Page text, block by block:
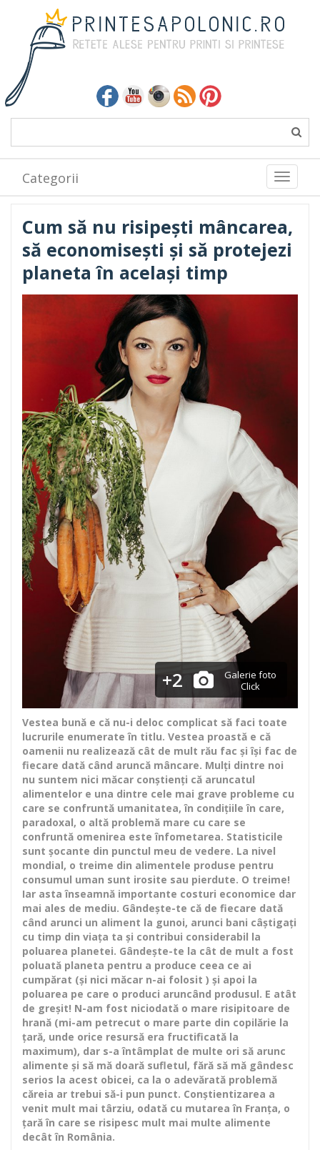
Toggle
Categorii
Cum să nu risipești mâncarea,
să economisești și să protejezi
planeta în același timp
+2
Galerie foto
Click
Vestea bună e că nu-i deloc complicat să faci toate
lucrurile enumerate în titlu. Vestea proastă e că
oamenii nu realizează cât de mult rău fac și își fac de
fiecare dată când aruncă mâncare. Mulți dintre noi
nu suntem nici măcar conștienți că aruncatul
alimentelor e una dintre cele mai grave probleme cu
care se confruntă umanitatea, în condițiile în care,
paradoxal, o altă problemă mare cu care se
confruntă omenirea este înfometarea. Statisticile
sunt șocante din punctul meu de vedere. La nivel
mondial, o treime din alimentele produse pentru
consumul uman sunt irosite sau pierdute. O treime!
Iar asta înseamnă importante costuri economice dar
mai ales de mediu. Gândește-te că de fiecare dată
când arunci un aliment la gunoi, arunci bani câștigați
cu timp din viața ta și contribui considerabil la
poluarea planetei. Gândește-te la cât de mult a fost
poluată planeta pentru a produce ceea ce ai
cumpărat (și nici măcar n-ai folosit ) și apoi la
poluarea pe care o produci aruncând produsul. E atât
de greșit! N-am fost niciodată o mare risipitoare de
hrană (mi-am petrecut o mare parte din copilărie la
țară, unde orice resursă era fructificată la
maximum), dar s-a întâmplat de multe ori să arunc
alimente și să mă doară sufletul, fără să mă gândesc
serios la acest obicei, ca la o adevărată problemă
căreia ar trebui să-i pun punct. Conștientizarea a
venit mult mai târziu, odată cu mutarea în Franța, o
țară în care se risipesc mult mai multe alimente
decât în România.